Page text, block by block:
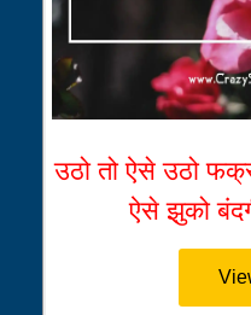
उठो तो ऐसे उठो
ऐसे झुको